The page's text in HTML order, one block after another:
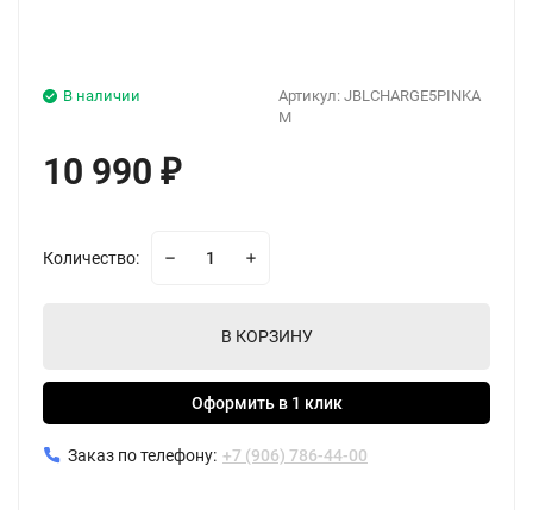
Артикул: JBLCHARGE5PINKA
M
В наличии
10 990 ₽
Количество:
В КОРЗИНУ
Оформить в 1 клик
Заказ по телефону: +7 (906) 786-44-00